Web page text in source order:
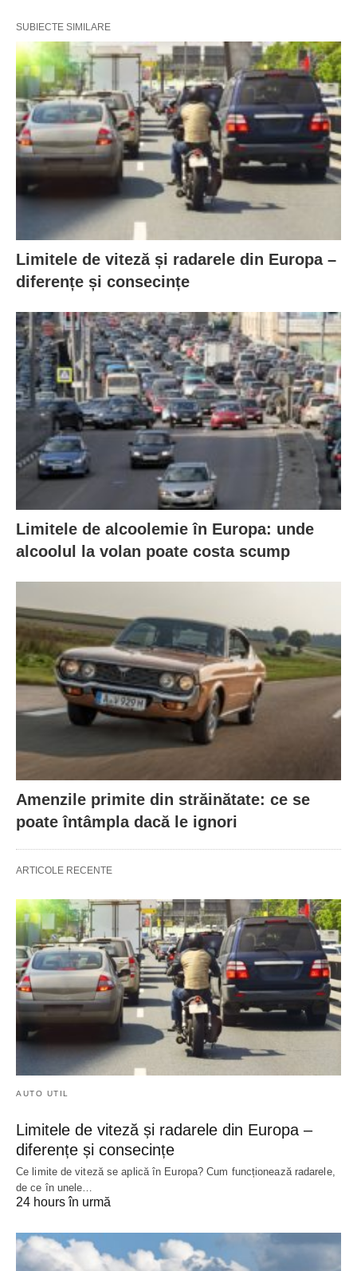
SUBIECTE SIMILARE
Limitele de viteză și radarele din Europa –
diferențe și consecințe
Limitele de alcoolemie în Europa: unde
alcoolul la volan poate costa scump
Amenzile primite din străinătate: ce se
poate întâmpla dacă le ignori
ARTICOLE RECENTE
AUTO UTIL
Limitele de viteză și radarele din Europa –
diferențe și consecințe
Ce limite de viteză se aplică în Europa? Cum funcționează radarele,
de ce în unele…
24 hours în urmă